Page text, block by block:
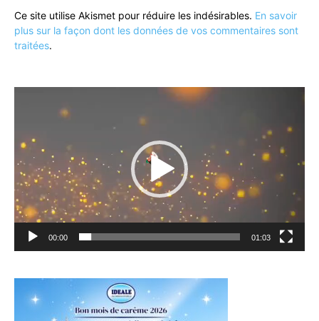
Ce site utilise Akismet pour réduire les indésirables. En savoir
plus sur la façon dont les données de vos commentaires sont
traitées.
00:00 01:03